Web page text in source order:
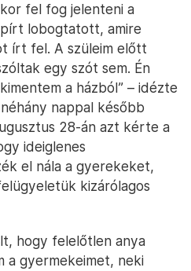
fel fog jelenteni a
lobogtatott, amire
írt fel. A szüleim előtt
egy szót sem. Én
a házból” – idézte
nappal később
28-án azt kérte a
ideiglenes
el nála a gyerekeket,
kizárólagos
hogy felelőtlen anya
a gyermekeimet, neki